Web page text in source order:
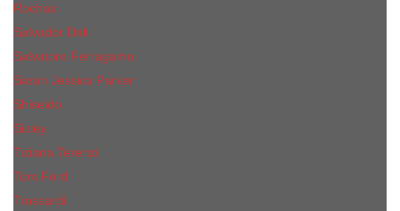
Rochas
Salvador Dali
Salvatore Ferragamo
Sarah Jessica Parker
Shiseido
Sisley
Tiziana Terenzi
Tom Ford
Trussardi